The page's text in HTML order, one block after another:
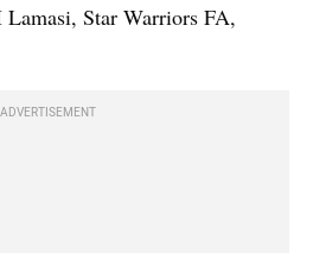
Star Warriors FA,
ADVERTISEMENT